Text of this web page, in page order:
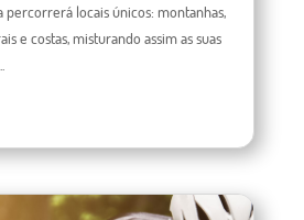
percorrerá locais únicos: montanhas,
e costas, misturando assim as suas